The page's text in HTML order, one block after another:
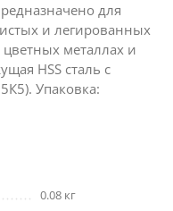
для
и легированных
цветных металлах и
HSS сталь c
Упаковка:
0.08 кг